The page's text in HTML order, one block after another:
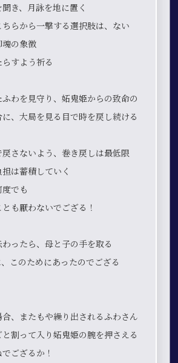
き、月詠を地に置く
ちらから一撃する選択肢は、ない
魂の象徴
すよう祈る
わを見守り、妬鬼姫からの致命の
、大局を見る目で時を戻し続ける
さないよう、巻き戻しは最低限
は蓄積していく
でも
も厭わないでござる！
ったら、母と子の手を取る
、このためにあったのでござる
、またもや繰り出されるふわさん
割って入り妬鬼姫の腕を押さえる
でござるか！